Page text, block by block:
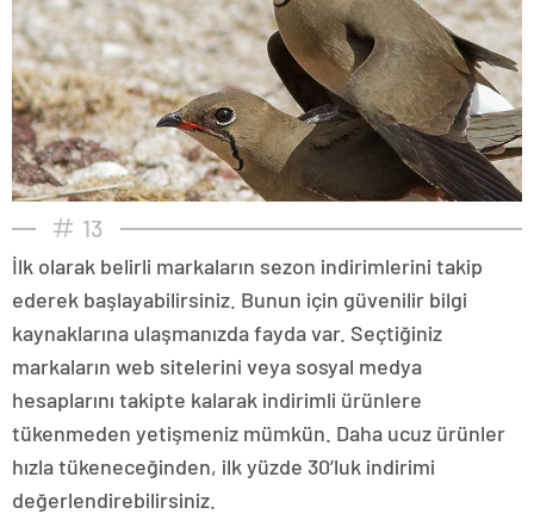
13
İlk olarak belirli markaların sezon indirimlerini takip
ederek başlayabilirsiniz. Bunun için güvenilir bilgi
kaynaklarına ulaşmanızda fayda var. Seçtiğiniz
markaların web sitelerini veya sosyal medya
hesaplarını takipte kalarak indirimli ürünlere
tükenmeden yetişmeniz mümkün. Daha ucuz ürünler
hızla tükeneceğinden, ilk yüzde 30’luk indirimi
değerlendirebilirsiniz.